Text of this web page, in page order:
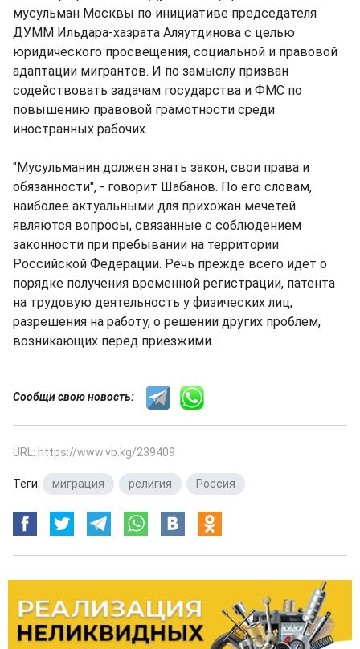
мусульман Москвы по инициативе председателя
ДУММ Ильдара-хазрата Аляутдинова с целью
юридического просвещения, социальной и правовой
адаптации мигрантов. И по замыслу призван
содействовать задачам государства и ФМС по
повышению правовой грамотности среди
иностранных рабочих.
"Мусульманин должен знать закон, свои права и
обязанности", - говорит Шабанов. По его словам,
наиболее актуальными для прихожан мечетей
являются вопросы, связанные с соблюдением
законности при пребывании на территории
Российской Федерации. Речь прежде всего идет о
порядке получения временной регистрации, патента
на трудовую деятельность у физических лиц,
разрешения на работу, о решении других проблем,
возникающих перед приезжими.
Сообщи свою новость:
URL: https://www.vb.kg/239409
Теги: миграция религия Россия